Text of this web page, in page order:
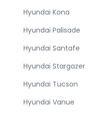
Hyundai Kona
Hyundai Palisade
Hyundai Santafe
Hyundai Stargazer
Hyundai Tucson
Hyundai Vanue